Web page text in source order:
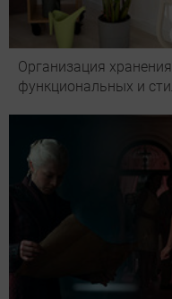
Организация
функциональных и